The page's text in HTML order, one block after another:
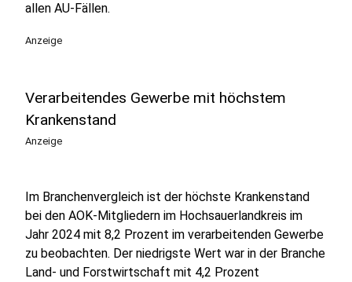
allen AU-Fällen.
Anzeige
Verarbeitendes Gewerbe mit höchstem
Krankenstand
Anzeige
Im Branchenvergleich ist der höchste Krankenstand
bei den AOK-Mitgliedern im Hochsauerlandkreis im
Jahr 2024 mit 8,2 Prozent im verarbeitenden Gewerbe
zu beobachten. Der niedrigste Wert war in der Branche
Land- und Forstwirtschaft mit 4,2 Prozent